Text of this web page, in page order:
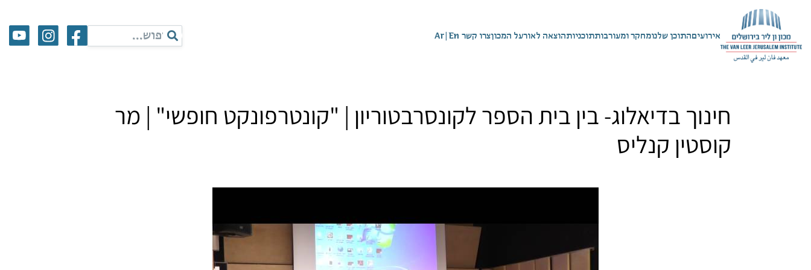
אירועיםהתוכן שלנומחקר ומעורבותתוכניותהוצאה לאורעל המכוןצרו קשר En
|
Ar
חינוך בדיאלוג- בין בית הספר לקונסרבטוריון | "קונטרפונקט חופשי" | מר
קוסטין קנליס